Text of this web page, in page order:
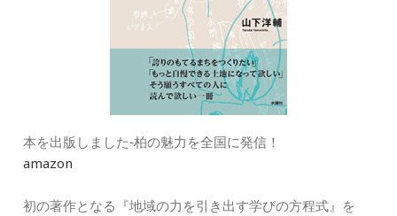
本を出版しました‐柏の魅力を全国に発信！
amazon
初の著作となる『地域の力を引き出す学びの方程式』を